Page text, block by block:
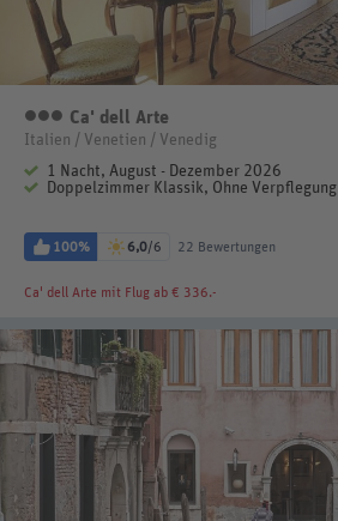
3 Sterne
Ca' dell Arte
Italien / Venetien / Venedig
1 Nacht, August - Dezember 2026
Doppelzimmer Klassik, Ohne Verpflegung
100% 6,0/6 22 Bewertungen
Ca' dell Arte mit Flug ab € 336.-